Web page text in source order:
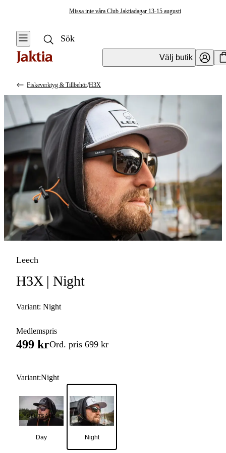
Missa inte våra Club Jaktiadagar 13-15 augusti
Välj butik
Fiskeverktyg & Tillbehör
Vågsäckar & Vågnät
Knivar & Yxor
Huggkrok
Kroklossare
Mätverktyg &
Mätdekaler
Keepnet
Nappalarm &
Superlim &
Linklippare & Saxar
Spöhållare &
Fiskeverktyg & Tillbehör/H3X
Leech
H3X | Night
Variant: Night
Medlemspris
499 krOrd. pris 699 kr
Variant:Night
Day
SLUTSÅLD
Night